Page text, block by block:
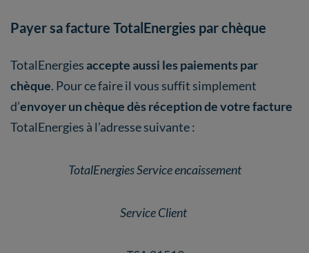
Payer sa facture TotalEnergies par chèque
TotalEnergiesaccepte aussi les paiements par
chèque. Pour ce faire il vous suffit simplement
d’envoyer un chèque dès réception de votre facture
TotalEnergies à l’adresse suivante :
TotalEnergies Service encaissement
Service Client